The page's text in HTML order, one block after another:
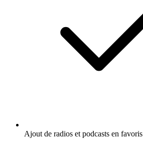
Ajout de radios et podcasts en favoris